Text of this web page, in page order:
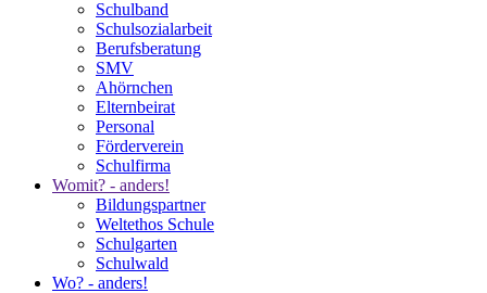
Schulband
Schulsozialarbeit
Berufsberatung
SMV
Ahörnchen
Elternbeirat
Personal
Förderverein
Schulfirma
Womit? - anders!
Bildungspartner
Weltethos Schule
Schulgarten
Schulwald
Wo? - anders!